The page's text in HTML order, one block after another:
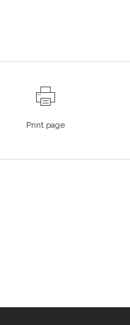
Print page